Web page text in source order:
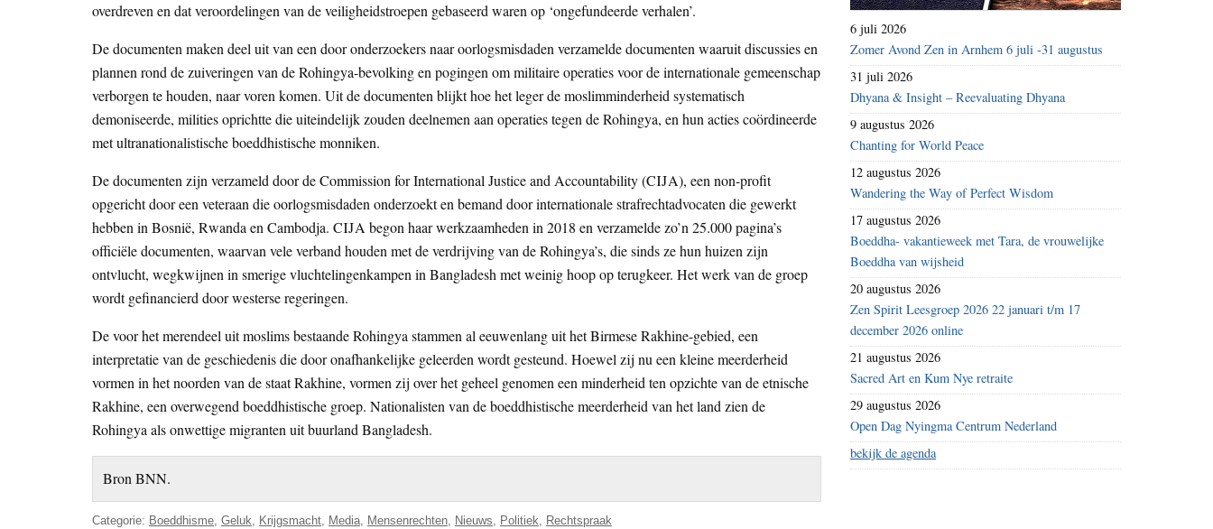
overdreven en dat veroordelingen van de veiligheidstroepen gebaseerd waren op ‘ongefundeerde verhalen’.
De documenten maken deel uit van een door onderzoekers naar oorlogsmisdaden verzamelde documenten waaruit discussies en
plannen rond de zuiveringen van de Rohingya-bevolking en pogingen om militaire operaties voor de internationale gemeenschap
verborgen te houden, naar voren komen. Uit de documenten blijkt hoe het leger de moslimminderheid systematisch
demoniseerde, milities oprichtte die uiteindelijk zouden deelnemen aan operaties tegen de Rohingya, en hun acties coördineerde
met ultranationalistische boeddhistische monniken.
De documenten zijn verzameld door de Commission for International Justice and Accountability (CIJA), een non-profit
opgericht door een veteraan die oorlogsmisdaden onderzoekt en bemand door internationale strafrechtadvocaten die gewerkt
hebben in Bosnië, Rwanda en Cambodja. CIJA begon haar werkzaamheden in 2018 en verzamelde zo’n 25.000 pagina’s
officiële documenten, waarvan vele verband houden met de verdrijving van de Rohingya’s, die sinds ze hun huizen zijn
ontvlucht, wegkwijnen in smerige vluchtelingenkampen in Bangladesh met weinig hoop op terugkeer. Het werk van de groep
wordt gefinancierd door westerse regeringen.
De voor het merendeel uit moslims bestaande Rohingya stammen al eeuwenlang uit het Birmese Rakhine-gebied, een
interpretatie van de geschiedenis die door onafhankelijke geleerden wordt gesteund. Hoewel zij nu een kleine meerderheid
vormen in het noorden van de staat Rakhine, vormen zij over het geheel genomen een minderheid ten opzichte van de etnische
Rakhine, een overwegend boeddhistische groep. Nationalisten van de boeddhistische meerderheid van het land zien de
Rohingya als onwettige migranten uit buurland Bangladesh.
Bron BNN.
Categorie: Boeddhisme Geluk Krijgsmacht Media Mensenrechten Nieuws Politiek
Rechtspraak
6 juli 2026
Zomer Avond Zen in Arnhem 6 juli -31 augustus
31 juli 2026
Dhyana & Insight – Reevaluating Dhyana
9 augustus 2026
Chanting for World Peace
12 augustus 2026
Wandering the Way of Perfect Wisdom
17 augustus 2026
Boeddha- vakantieweek met Tara, de vrouwelijke
Boeddha van wijsheid
20 augustus 2026
Zen Spirit Leesgroep 2026 22 januari t/m 17
december 2026 online
21 augustus 2026
Sacred Art en Kum Nye retraite
29 augustus 2026
Open Dag Nyingma Centrum Nederland
bekijk de agenda